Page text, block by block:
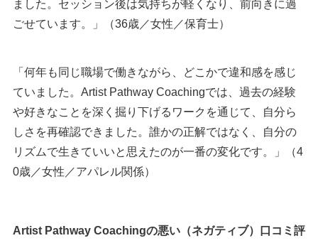
ました。セッション後は気持ちが軽くなり、前向きに過
ごせています。」（36歳／女性／保育士）
「何年も同じ職場で働きながら、どこかで違和感を感じ
ていました。Artist Pathway Coachingでは、過去の経験
や好きなことを深く掘り下げるワークを通じて、自分ら
しさを再確認できました。誰かの正解ではなく、自分の
リズムで生きていいと思えたのが一番の変化です。」（4
0歳／女性／アパレル関係）
Artist Pathway Coachingの悪い（ネガティブ）口コミ評